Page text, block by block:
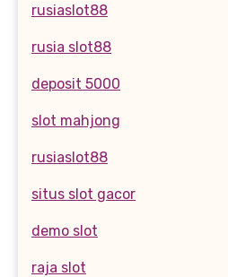
rusiaslot88
rusia slot88
deposit 5000
slot mahjong
rusiaslot88
situs slot gacor
demo slot
raja slot